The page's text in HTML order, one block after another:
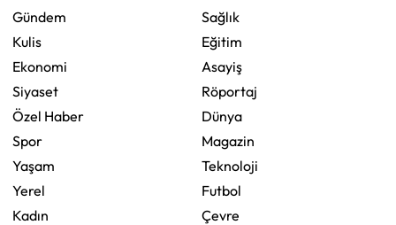
Gündem
Kulis
Ekonomi
Siyaset
Özel Haber
Spor
Yaşam
Yerel
Kadın
Sağlık
Eğitim
Asayiş
Röportaj
Dünya
Magazin
Teknoloji
Futbol
Çevre